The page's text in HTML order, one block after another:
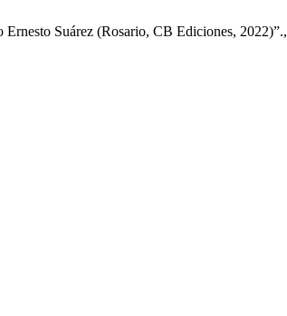
Suárez (Rosario, CB Ediciones, 2022)”.,